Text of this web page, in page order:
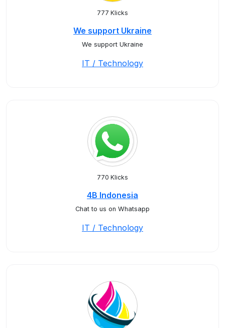
777 Klicks
We support Ukraine
We support Ukraine
IT / Technology
770 Klicks
4B Indonesia
Chat to us on Whatsapp
IT / Technology